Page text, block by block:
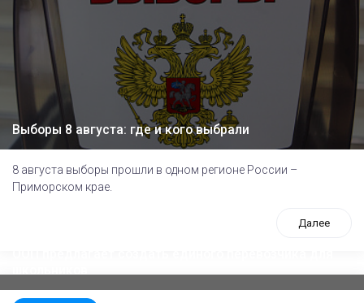
Выборы 8 августа: где и кого выбрали
8 августа выборы прошли в одном регионе России –
Приморском крае.
Далее